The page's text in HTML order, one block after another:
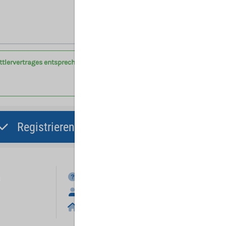
entsprechend der Vertragsbedingungen am
Registrieren und Angebot abgeben